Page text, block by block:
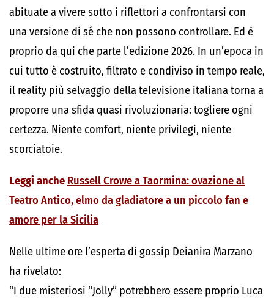
abituate a vivere sotto i riflettori a confrontarsi con
una versione di sé che non possono controllare. Ed è
proprio da qui che parte l’edizione 2026. In un’epoca in
cui tutto è costruito, filtrato e condiviso in tempo reale,
il reality più selvaggio della televisione italiana torna a
proporre una sfida quasi rivoluzionaria: togliere ogni
certezza. Niente comfort, niente privilegi, niente
scorciatoie.
Leggi anche Russell Crowe a Taormina: ovazione al
Teatro Antico, elmo da gladiatore a un piccolo fan e
amore per la Sicilia
Nelle ultime ore l’esperta di gossip Deianira Marzano
ha rivelato:
“I due misteriosi “Jolly” potrebbero essere proprio Luca